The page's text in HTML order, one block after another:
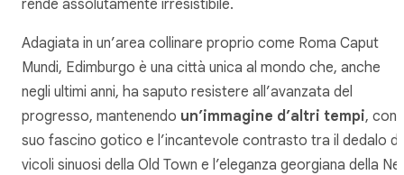
rende assolutamente irresistibile.
Adagiata in un’area collinare proprio come Roma Caput
Mundi, Edimburgo è una città unica al mondo che, anche
negli ultimi anni, ha saputo resistere all’avanzata del
progresso, mantenendo un’immagine d’altri tempi, con
suo fascino gotico e l’incantevole contrasto tra il dedalo di
vicoli sinuosi della Old Town e l’eleganza georgiana della